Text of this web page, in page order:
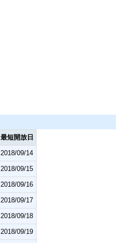
最短開放日
2018/09/14
2018/09/15
2018/09/16
2018/09/17
2018/09/18
2018/09/19